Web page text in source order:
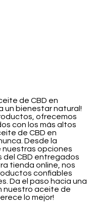
de CBD en
un bienestar natural!
ofrecemos
con los más altos
de CBD en
Desde la
nuestras opciones
del CBD entregados
tienda online, nos
confiables
Da el paso hacia una
nuestro aceite de
lo mejor!